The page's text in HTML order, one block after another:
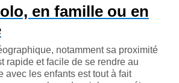
en famille ou en
notamment sa proximité
rapide et facile de se rendre au
avec les enfants est tout à fait